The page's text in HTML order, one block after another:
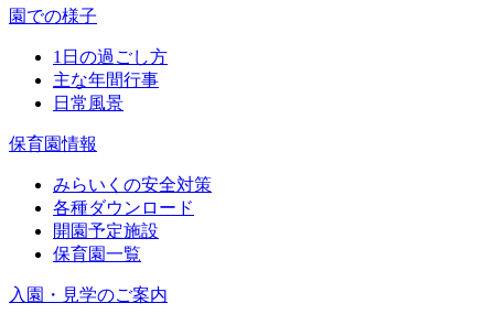
園での様子
1日の過ごし方
主な年間行事
日常風景
保育園情報
みらいくの安全対策
各種ダウンロード
開園予定施設
保育園一覧
入園・見学のご案内